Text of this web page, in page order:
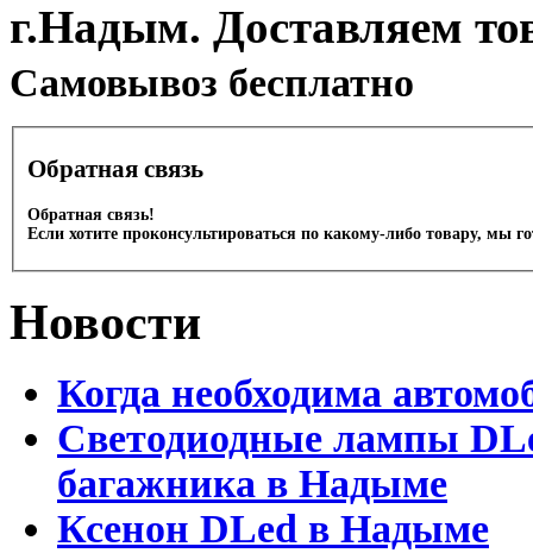
г.Надым. Доставляем
Cамовывоз бесплатно
Обратная связь
Обратная связь!
Если хотите проконсультироваться по какому-либо товару, мы
Новости
Когда необходима
Светодиодные лампы
багажника в Надыме
Ксенон DLed в Надыме